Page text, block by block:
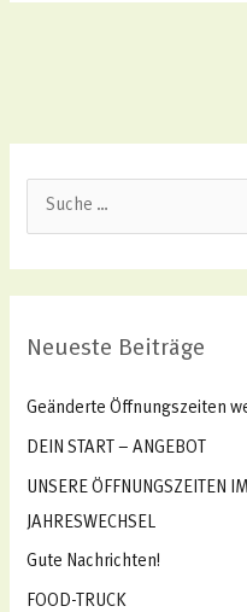
e
a
c
h
:
Neueste Beiträge
Geänderte Öffnungszeiten
DEIN START – ANGEBOT
UNSERE ÖFFNUNGSZEITEN
JAHRESWECHSEL
Gute Nachrichten!
FOOD-TRUCK